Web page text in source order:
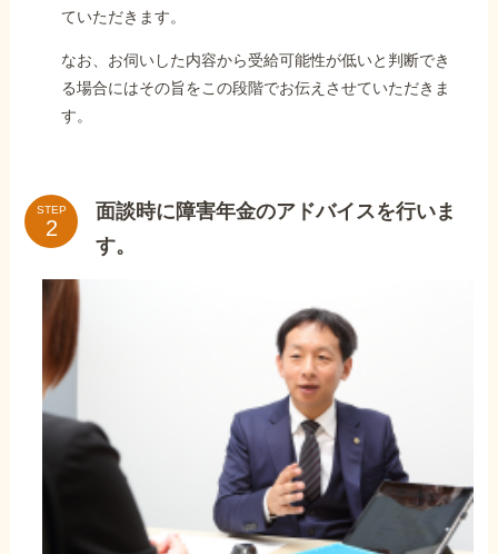
ていただきます。
なお、お伺いした内容から受給可能性が低いと判断でき
る場合にはその旨をこの段階でお伝えさせていただきま
す。
STEP
面談時に障害年金のアドバイスを行いま
す。